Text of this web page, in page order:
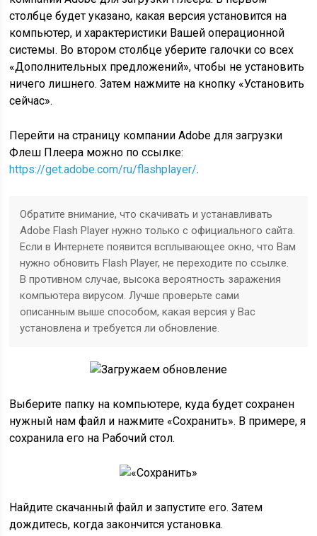
столбце будет указано, какая версия установится на
компьютер, и характеристики Вашей операционной
системы. Во втором столбце уберите галочки со всех
«Дополнительных предложений», чтобы не установить
ничего лишнего. Затем нажмите на кнопку «Установить
сейчас».
Перейти на страницу компании Adobe для загрузки
Флеш Плеера можно по ссылке:
https://get.adobe.com/ru/flashplayer/.
Обратите внимание, что скачивать и устанавливать
Adobe Flash Player нужно только с официального сайта.
Если в Интернете появится всплывающее окно, что Вам
нужно обновить Flash Player, не переходите по ссылке.
В противном случае, высока вероятность заражения
компьютера вирусом. Лучше проверьте сами
описанным выше способом, какая версия у Вас
установлена и требуется ли обновление.
Выберите папку на компьютере, куда будет сохранен
нужный нам файл и нажмите «Сохранить». В примере, я
сохранила его на Рабочий стол.
Найдите скачанный файл и запустите его. Затем
дождитесь, когда закончится установка.